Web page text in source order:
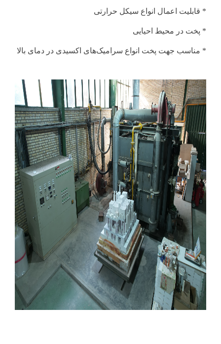
* قابلیت اعمال انواع سیکل حرارتی
* پخت در محیط احیایی
* مناسب جهت پخت انواع سرامیک‌های اکسیدی در دمای بالا